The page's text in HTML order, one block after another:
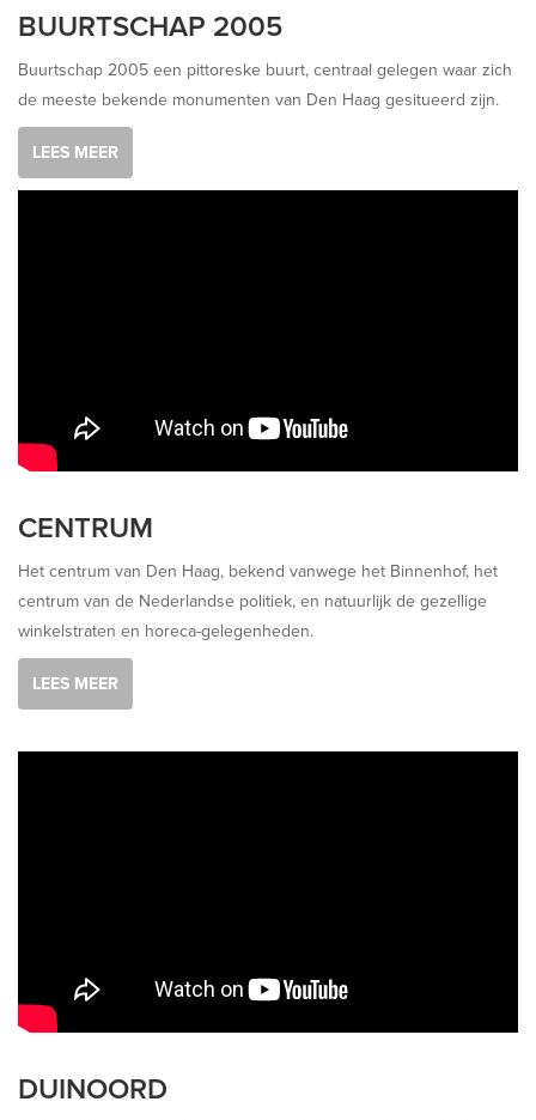
BUURTSCHAP 2005
Buurtschap 2005 een pittoreske buurt, centraal gelegen waar zich
de meeste bekende monumenten van Den Haag gesitueerd zijn.
LEES MEER
CENTRUM
Het centrum van Den Haag, bekend vanwege het Binnenhof, het
centrum van de Nederlandse politiek, en natuurlijk de gezellige
winkelstraten en horeca-gelegenheden.
LEES MEER
DUINOORD